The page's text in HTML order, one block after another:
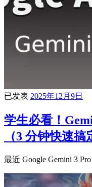
已发表 2025年12月9日
学生必看！
（3 分钟快速搞
最近 Google Gemini 3